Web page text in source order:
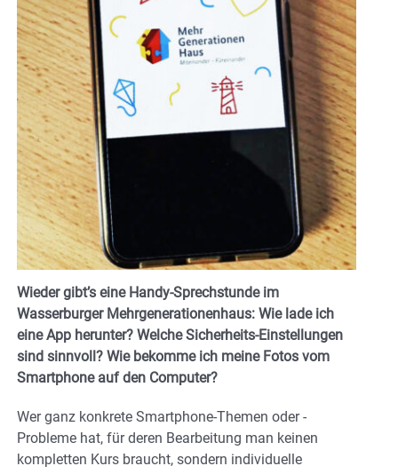
Wieder gibt’s eine Handy-Sprechstunde im
Wasserburger Mehrgenerationenhaus: Wie lade ich
eine App herunter? Welche Sicherheits-Einstellungen
sind sinnvoll? Wie bekomme ich meine Fotos vom
Smartphone auf den Computer?
Wer ganz konkrete Smartphone-Themen oder -
Probleme hat, für deren Bearbeitung man keinen
kompletten Kurs braucht, sondern individuelle